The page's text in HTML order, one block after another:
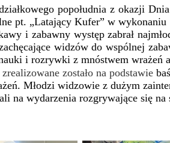
popołudnia z okazji
pt. „Latający Kufer” w
zabawny występ zabrał
widzów do wspólnej
i rozrywki z mnóstwem wrażeń
zostało na podstawie
Młodzi widzowie z dużym
na wydarzenia rozgrywające się na